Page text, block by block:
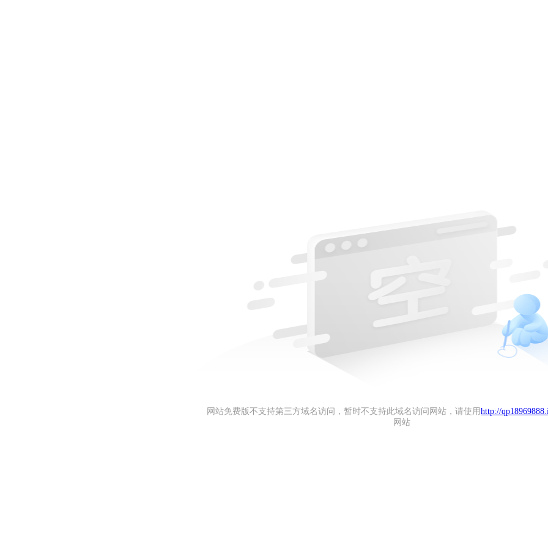
网站免费版不支持第三方域名访问，暂时不支持此域名访问网站，请使用 http://
网站